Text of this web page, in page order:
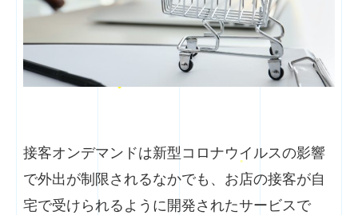
接客オンデマンドは新型コロナウイルスの影響
で外出が制限されるなかでも、お店の接客が自
宅で受けられるように開発されたサービスで